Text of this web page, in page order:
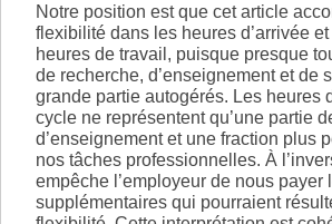
Notre position est que cet article
flexibilité dans les heures d’arrivée
heures de travail, puisque presque
de recherche, d’enseignement et de
grande partie autogérés. Les heures
cycle ne représentent qu’une partie
d’enseignement et une fraction plus
nos tâches professionnelles. À
empêche l’employeur de nous payer
supplémentaires qui pourraient